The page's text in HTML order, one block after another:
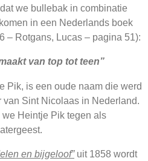
we bullebak in combinatie
in een Nederlands boek
– Rotgans, Lucas – pagina 51):
van top tot teen”
Pik, is een oude naam die werd
Sint Nicolaas in Nederland.
Heintje Pik tegen als
en bijgeloof”uit 1858 wordt